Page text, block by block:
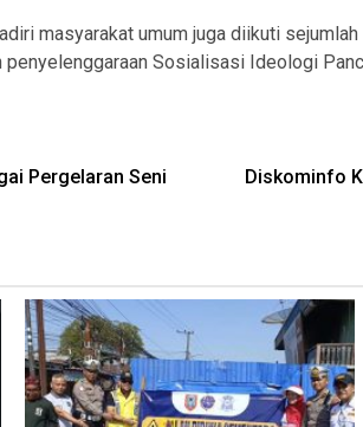
masyarakat umum juga diikuti
Sosialisasi Ideologi
Pergelaran Seni
Diskominfo